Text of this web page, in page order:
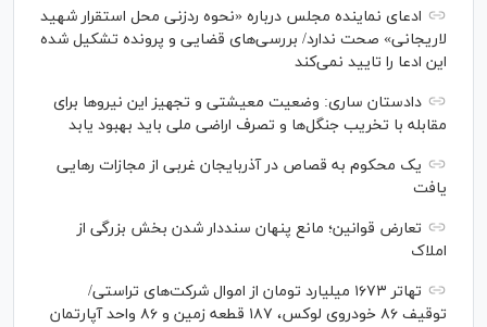
ادعای نماینده مجلس درباره «نحوه ردزنی محل استقرار شهید
لاریجانی» صحت ندارد/ بررسی‌های قضایی و پرونده تشکیل شده
این ادعا را تایید نمی‌کند
دادستان ساری: وضعیت معیشتی و تجهیز این نیرو‌ها برای
مقابله با تخریب جنگل‌ها و تصرف اراضی ملی باید بهبود یابد
یک محکوم به قصاص در آذربایجان‌ غربی از مجازات رهایی
یافت
تعارض قوانین؛ مانع پنهان سنددار شدن بخش بزرگی از
املاک
تهاتر ۱۶۷۳ میلیارد تومان از اموال شرکت‌های تراستی/
توقیف ۸۶ خودروی لوکس، ۱۸۷ قطعه زمین و ۸۶ واحد آپارتمان